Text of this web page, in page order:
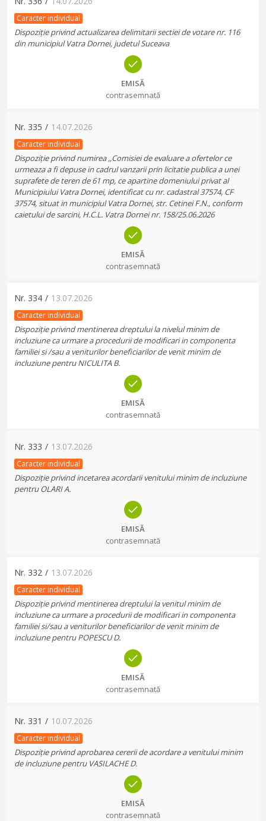
Caracter individual
Dispoziție privind actualizarea delimitarii sectiei de votare nr. 116
din municipiul Vatra Dornei, judetul Suceava
EMISĂ
contrasemnată
Nr. 335 / 14.07.2026
Caracter individual
Dispoziție privind numirea ,,Comisiei de evaluare a ofertelor ce
urmeaza a fi depuse in cadrul vanzarii prin licitatie publica a unei
suprafete de teren de 61 mp, ce apartine domeniului privat al
Municipiului Vatra Dornei, identificat cu nr. cadastral 37574, CF
37574, situat in municipiul Vatra Dornei, str. Cetinei F.N., conform
caietului de sarcini, H.C.L. Vatra Dornei nr. 158/25.06.2026
EMISĂ
contrasemnată
Nr. 334 / 13.07.2026
Caracter individual
Dispoziție privind mentinerea dreptului la nivelul minim de
incluziune ca urmare a procedurii de modificari in componenta
familiei si /sau a veniturilor beneficiarilor de venit minim de
incluziune pentru NICULITA B.
EMISĂ
contrasemnată
Nr. 333 / 13.07.2026
Caracter individual
Dispoziție privind incetarea acordarii venitului minim de incluziune
pentru OLARI A.
EMISĂ
contrasemnată
Nr. 332 / 13.07.2026
Caracter individual
Dispoziție privind mentinerea dreptului la venitul minim de
incluziune ca urmare a procedurii de modificari in componenta
familiei si/sau a veniturilor beneficiarilor de venit minim de
incluziune pentru POPESCU D.
EMISĂ
contrasemnată
Nr. 331 / 10.07.2026
Caracter individual
Dispoziție privind aprobarea cererii de acordare a venitului minim
de incluziune pentru VASILACHE D.
EMISĂ
contrasemnată